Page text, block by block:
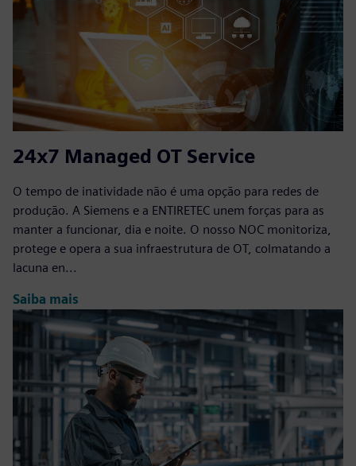
24x7 Managed OT Service
O tempo de inatividade não é uma opção para redes de
produção. A Siemens e a ENTIRETEC unem forças para as
manter a funcionar, dia e noite. O nosso NOC monitoriza,
protege e opera a sua infraestrutura de OT, colmatando a
lacuna en...
Saiba mais